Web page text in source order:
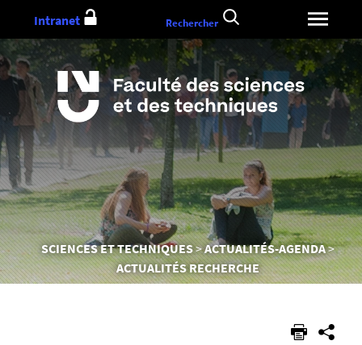
au
contenu
Vous
êtes
ici :
SCIENCES ET TECHNIQUES
ACTUALITÉS-AGENDA
ACTUALITÉS RECHERCHE
Intranet Rechercher